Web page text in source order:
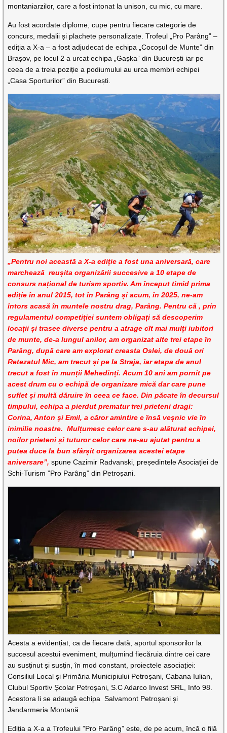
montaniarzilor, care a fost intonat la unison, cu mic, cu mare.
Au fost acordate diplome, cupe pentru fiecare categorie de
concurs, medalii și plachete personalizate. Trofeul „Pro Parâng” –
ediția a X-a – a fost adjudecat de echipa „Cocoșul de Munte” din
Brașov, pe locul 2 a urcat echipa „Gașka” din București iar pe
ceea de a treia poziție a podiumului au urca membri echipei
„Casa Sporturilor” din București.
„Pentru noi această a X-a ediție a fost una aniversară, care
marchează reușita organizării succesive a 10 etape de
consurs național de turism sportiv. Am început timid prima
ediție în anul 2015, tot în Parâng și acum, în 2025, ne-am
întors acasă în muntele nostru drag, Parâng. Pentru că , prin
regulamentul competiției suntem obligați să descoperim
locații și trasee diverse pentru a atrage cît mai mulți iubitori
de munte, de-a lungul anilor, am organizat alte trei etape în
Parâng, după care am explorat creasta Oslei, de două ori
Retezatul Mic, am trecut și pe la Straja, iar etapa de anul
trecut a fost în munții Mehedinți. Acum 10 ani am pornit pe
acest drum cu o echipă de organizare mică dar care pune
suflet și multă dăruire în ceea ce face. Din păcate în decursul
timpului, echipa a pierdut prematur trei prieteni dragi:
Corina, Anton și Emil, a căror amintire e însă veșnic vie în
inimilie noastre. Mulțumesc celor care s-au alăturat echipei,
noilor prieteni și tuturor celor care ne-au ajutat pentru a
putea duce la bun sfârșit organizarea acestei etape
aniversare”, spune Cazimir Radvanski, președintele Asociației de
Schi-Turism ”Pro Parâng” din Petroșani.
Acesta a evidențiat, ca de fiecare dată, aportul sponsorilor la
succesul acestui eveniment, mulțumind fiecăruia dintre cei care
au susținut și susțin, în mod constant, proiectele asociației:
Consiliul Local și Primăria Municipiului Petroșani, Cabana Iulian,
Clubul Sportiv Școlar Petroșani, S.C Adarco Invest SRL, Info 98.
Acestora li se adaugă echipa Salvamont Petroșani și
Jandarmeria Montană.
Ediția a X-a a Trofeului ”Pro Parâng” este, de pe acum, încă o filă